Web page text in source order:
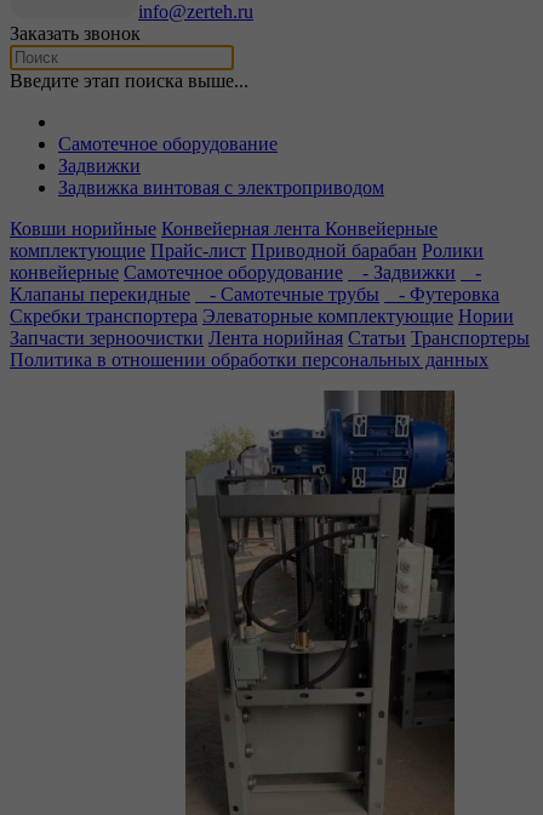
info@zerteh.ru
Заказать звонок
Введите этап поиска выше...
Самотечное оборудование
Задвижки
Задвижка винтовая с электроприводом
Ковши норийные Конвейерная лента Конвейерные
комплектующие Прайс-лист Приводной барабан Ролики
конвейерные Самотечное оборудование - Задвижки
-
Клапаны перекидные
- Самотечные трубы
- Футеровка
Скребки транспортера Элеваторные комплектующие Нории
Запчасти зерноочистки Лента норийная Статьи Транспортеры
Политика в отношении обработки персональных данных